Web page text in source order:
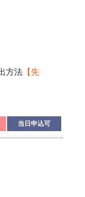
方法 【先
当日申込可